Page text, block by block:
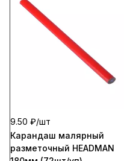
9.50 ₽/шт
Карандаш малярный
разметочный HEADMAN